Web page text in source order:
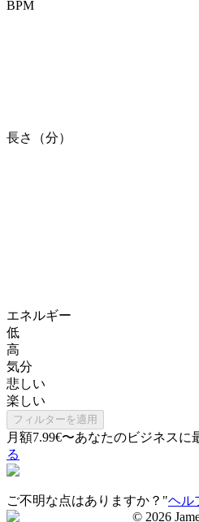
BPM
長さ（分）
エネルギー
低
高
気分
悲しい
楽しい
フィルターを適用
月額7.99€〜あなたのビジネスに
る
ご不明な点はありますか？"ヘル
© 2026